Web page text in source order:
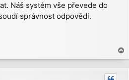
Náš systém vše převede do
správnost odpovědi.
o
p